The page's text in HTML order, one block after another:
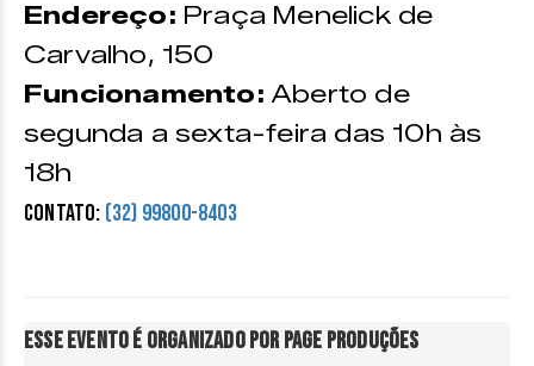
Endereço: Praça Menelick de
Carvalho, 150
Funcionamento:Aberto de
segunda a sexta-feira das 10h às
18h
Contato: (32) 99800-8403
Esse evento é organizado por Page Produções